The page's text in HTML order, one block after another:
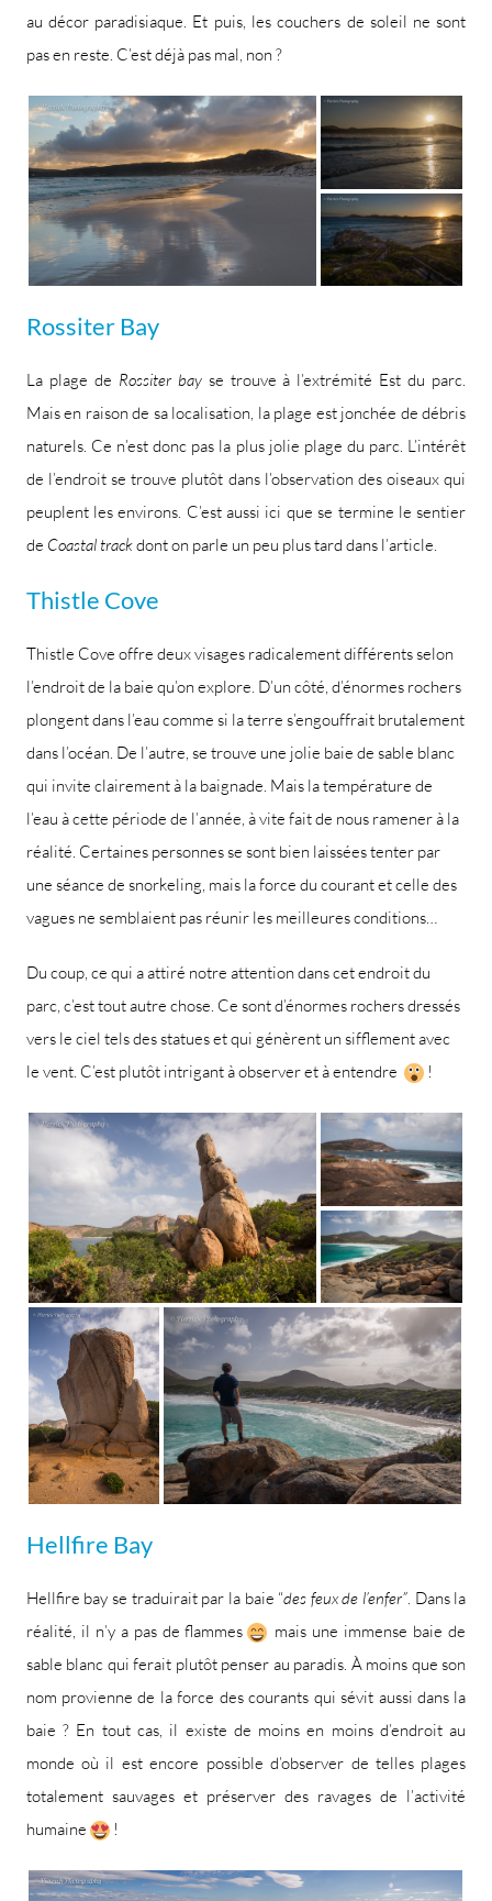
au décor paradisiaque. Et puis, les couchers de soleil ne sont
pas en reste. C’est déjà pas mal, non ?
Rossiter Bay
La plage de Rossiter bayse trouve à l’extrémité Est du parc.
Mais en raison de sa localisation, la plage est jonchée de débris
naturels. Ce n’est donc pas la plus jolie plage du parc. L’intérêt
de l’endroit se trouve plutôt dans l’observation des oiseaux qui
peuplent les environs. C’est aussi ici que se termine le sentier
de Coastal trackdont on parle un peu plus tard dans l’article.
Thistle Cove
Thistle Cove offre deux visages radicalement différents selon
l’endroit de la baie qu’on explore. D’un côté, d’énormes rochers
plongent dans l’eau comme si la terre s’engouffrait brutalement
dans l’océan. De l’autre, se trouve une jolie baie de sable blanc
qui invite clairement à la baignade. Mais la température de
l’eau à cette période de l’année, à vite fait de nous ramener à la
réalité. Certaines personnes se sont bien laissées tenter par
une séance de snorkeling, mais la force du courant et celle des
vagues ne semblaient pas réunir les meilleures conditions…
Du coup, ce qui a attiré notre attention dans cet endroit du
parc, c’est tout autre chose. Ce sont d’énormes rochers dressés
vers le ciel tels des statues et qui génèrent un sifflement avec
le vent. C’est plutôt intrigant à observer et à entendre
!
Hellfire Bay
Hellfire bay se traduirait par la baie “des feux de l’enfer” . Dans la
réalité, il n’y a pas de flammes
mais une immense baie de
sable blanc qui ferait plutôt penser au paradis. À moins que son
nom provienne de la force des courants qui sévit aussi dans la
baie ? En tout cas, il existe de moins en moins d’endroit au
monde où il est encore possible d’observer de telles plages
totalement sauvages et préserver des ravages de l’activité
humaine
!